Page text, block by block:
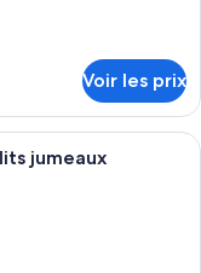
Voir les prix
d’hôtel comprenant
jumeaux